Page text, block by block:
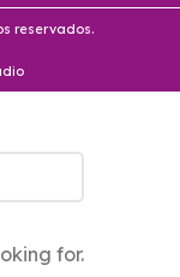
reservados.
for.